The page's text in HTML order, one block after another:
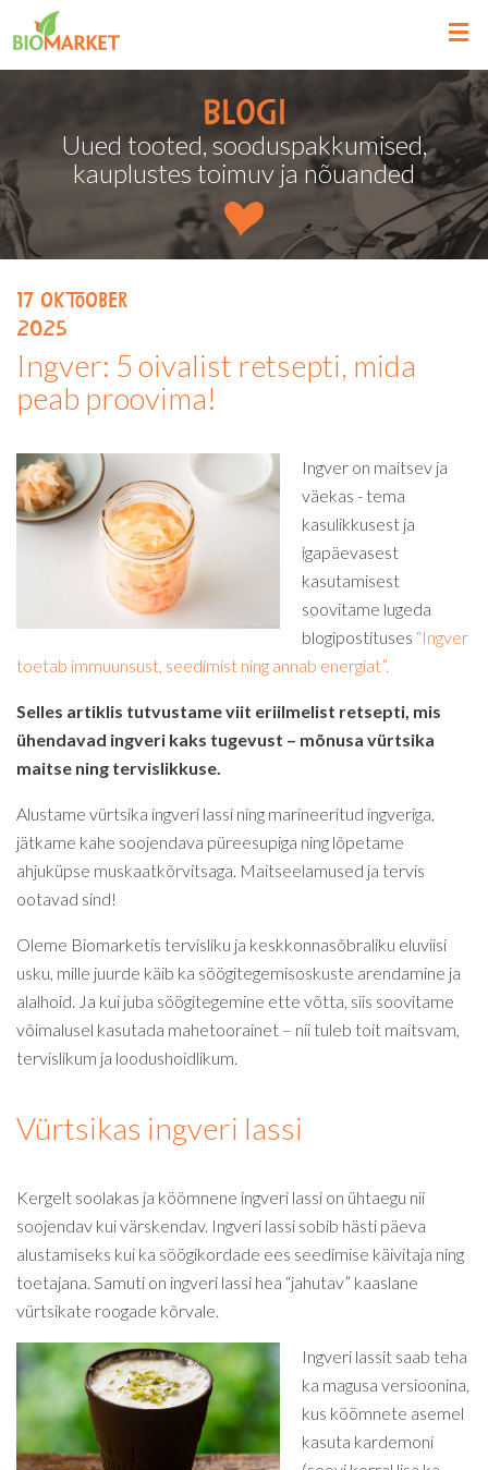
Blogi
Uued tooted, sooduspakkumised,
kauplustes toimuv ja nõuanded
17 oktoober
2025
Ingver: 5 oivalist retsepti, mida
peab proovima!
Ingver on maitsev ja
väekas - tema
kasulikkusest ja
igapäevasest
kasutamisest
soovitame lugeda
blogipostituses “Ingver
toetab immuunsust, seedimist ning annab energiat”.
Selles artiklis tutvustame viit eriilmelist retsepti, mis
ühendavad ingveri kaks tugevust – mõnusa vürtsika
maitse ning tervislikkuse.
Alustame vürtsika ingveri lassi ning marineeritud ingveriga,
jätkame kahe soojendava püreesupiga ning lõpetame
ahjuküpse muskaatkõrvitsaga. Maitseelamused ja tervis
ootavad sind!
Oleme Biomarketis tervisliku ja keskkonnasõbraliku eluviisi
usku, mille juurde käib ka söögitegemisoskuste arendamine ja
alalhoid. Ja kui juba söögitegemine ette võtta, siis soovitame
võimalusel kasutada mahetoorainet – nii tuleb toit maitsvam,
tervislikum ja loodushoidlikum.
Vürtsikas ingveri lassi
Kergelt soolakas ja köömnene ingveri lassi on ühtaegu nii
soojendav kui värskendav. Ingveri lassi sobib hästi päeva
alustamiseks kui ka söögikordade ees seedimise käivitaja ning
toetajana. Samuti on ingveri lassi hea “jahutav” kaaslane
vürtsikate roogade kõrvale.
Ingveri lassit saab teha
ka magusa versioonina,
kus köömnete asemel
kasuta kardemoni